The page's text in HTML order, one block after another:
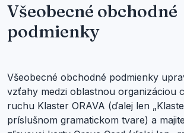
Všeobecné obchodné
podmienky
Všeobecné obchodné podmienky
vzťahy medzi oblastnou organizáciou
ruchu Klaster ORAVA (ďalej len
príslušnom gramatickom tvare) a